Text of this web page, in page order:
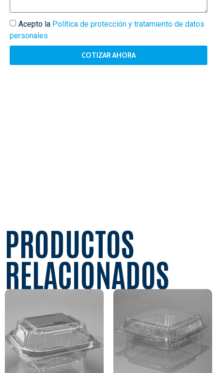
Acepto la Política de protección y tratamiento de datos
personales
COTIZAR AHORA
PRODUCTOS
RELACIONADOS